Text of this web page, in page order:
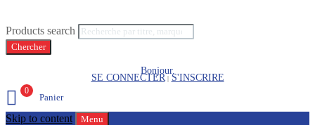
Products search
Chercher
Bonjour.
SE CONNECTER | S'INSCRIRE
Panier
0
Skip to content Menu